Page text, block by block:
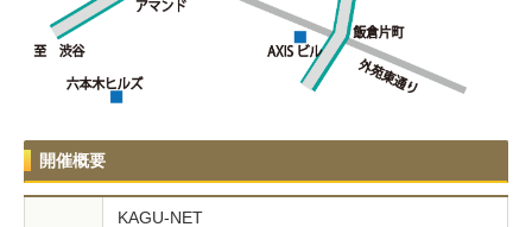
開催概要
KAGU-NET